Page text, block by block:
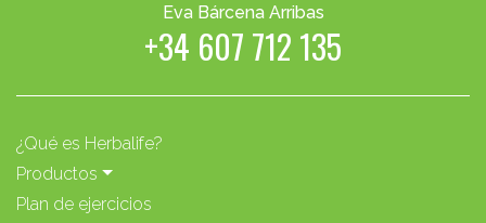
Eva Bárcena Arribas
+34 607 712 135
¿Qué es Herbalife?
Productos
Plan de ejercicios